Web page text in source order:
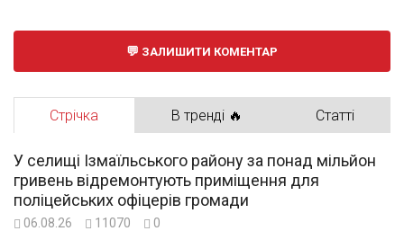
ЗАЛИШИТИ КОМЕНТАР
Стрічка В тренді 🔥 Статті
У селищі Ізмаїльського району за понад мільйон
гривень відремонтують приміщення для
поліцейських офіцерів громади
06.08.26 11070 0